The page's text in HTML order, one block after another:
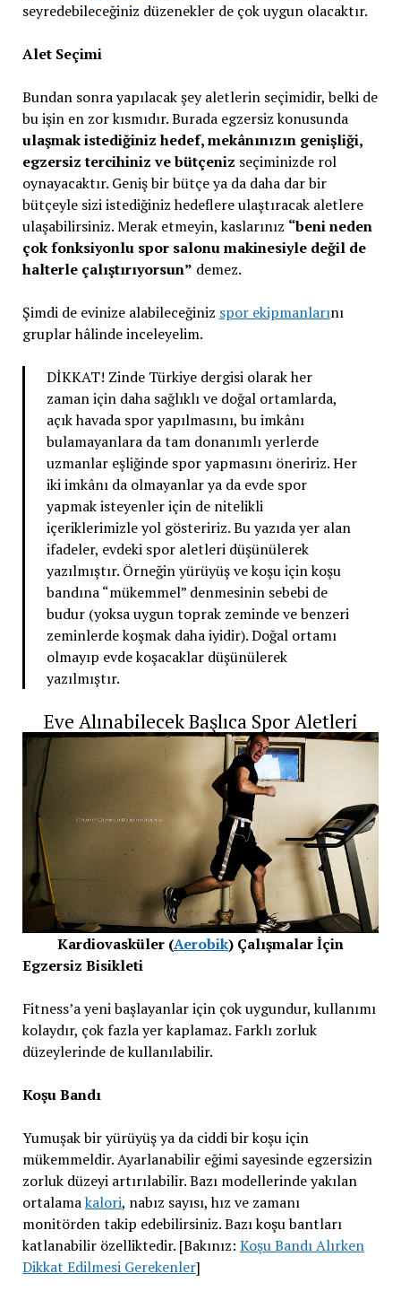
seyredebileceğiniz düzenekler de çok uygun olacaktır.
Alet Seçimi
Bundan sonra yapılacak şey aletlerin seçimidir, belki de
bu işin en zor kısmıdır. Burada egzersiz konusunda
ulaşmak istediğiniz hedef, mekânınızın genişliği,
egzersiz tercihiniz ve bütçeniz seçiminizde rol
oynayacaktır. Geniş bir bütçe ya da daha dar bir
bütçeyle sizi istediğiniz hedeflere ulaştıracak aletlere
ulaşabilirsiniz. Merak etmeyin, kaslarınız “beni neden
çok fonksiyonlu spor salonu makinesiyle değil de
halterle çalıştırıyorsun” demez.
Şimdi de evinize alabileceğiniz spor ekipmanlarını
gruplar hâlinde inceleyelim.
DİKKAT! Zinde Türkiye dergisi olarak her
zaman için daha sağlıklı ve doğal ortamlarda,
açık havada spor yapılmasını, bu imkânı
bulamayanlara da tam donanımlı yerlerde
uzmanlar eşliğinde spor yapmasını öneririz. Her
iki imkânı da olmayanlar ya da evde spor
yapmak isteyenler için de nitelikli
içeriklerimizle yol gösteririz. Bu yazıda yer alan
ifadeler, evdeki spor aletleri düşünülerek
yazılmıştır. Örneğin yürüyüş ve koşu için koşu
bandına “mükemmel” denmesinin sebebi de
budur (yoksa uygun toprak zeminde ve benzeri
zeminlerde koşmak daha iyidir). Doğal ortamı
olmayıp evde koşacaklar düşünülerek
yazılmıştır.
Eve Alınabilecek Başlıca Spor Aletleri
Kardiovasküler (Aerobik) Çalışmalar İçin
Egzersiz Bisikleti
Fitness’a yeni başlayanlar için çok uygundur, kullanımı
kolaydır, çok fazla yer kaplamaz. Farklı zorluk
düzeylerinde de kullanılabilir.
Koşu Bandı
Yumuşak bir yürüyüş ya da ciddi bir koşu için
mükemmeldir. Ayarlanabilir eğimi sayesinde egzersizin
zorluk düzeyi artırılabilir. Bazı modellerinde yakılan
ortalamakalori, nabız sayısı, hız ve zamanı
monitörden takip edebilirsiniz. Bazı koşu bantları
katlanabilir özelliktedir. [Bakınız: Koşu Bandı Alırken
Dikkat Edilmesi Gerekenler]